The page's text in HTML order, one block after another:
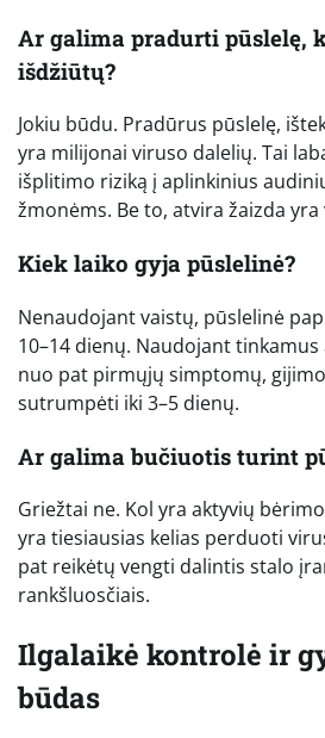
Ar galima pradurti pūslelę,
išdžiūtų?
Jokiu būdu. Pradūrus pūslelę,
yra milijonai viruso dalelių. Tai
išplitimo riziką į aplinkinius
žmonėms. Be to, atvira žaizda
Kiek laiko gyja pūslelinė?
Nenaudojant vaistų, pūslelinė
10–14 dienų. Naudojant
nuo pat pirmųjų simptomų,
sutrumpėti iki 3–5 dienų.
Ar galima bučiuotis turint
Griežtai ne. Kol yra aktyvių
yra tiesiausias kelias perduoti
pat reikėtų vengti dalintis stalo
rankšluosčiais.
Ilgalaikė kontrolė ir
būdas